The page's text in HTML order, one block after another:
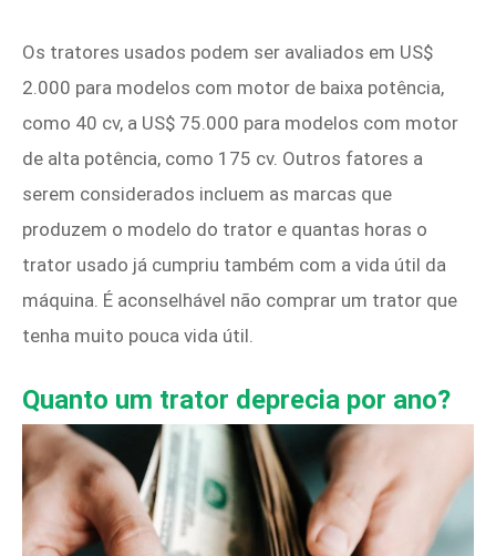
Os tratores usados ​​podem ser avaliados em US$
2.000 para modelos com motor de baixa potência,
como 40 cv, a US$ 75.000 para modelos com motor
de alta potência, como 175 cv. Outros fatores a
serem considerados incluem as marcas que
produzem o modelo do trator e quantas horas o
trator usado já cumpriu também com a vida útil da
máquina. É aconselhável não comprar um trator que
tenha muito pouca vida útil.
Quanto um trator deprecia por ano?